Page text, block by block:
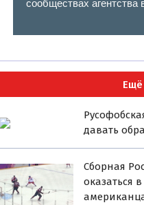
сообществах агентства
Ещё
давать
Сборная
оказаться